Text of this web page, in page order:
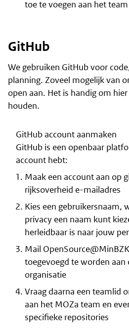
toe te voegen aan het team
GitHub
We gebruiken GitHub voor
planning. Zoveel mogelijk van
open aan. Het is handig om
houden.
GitHub account aanmaken
GitHub is een openbaar
account hebt:
Maak een account aan op
rijksoverheid e-mailadres
Kies een gebruikersnaam,
privacy een naam kunt
herleidbaar is naar jouw
Mail
toegevoegd te worden aan
organisatie
Vraag daarna een teamlid
aan het MOZa team en
specifieke repositories